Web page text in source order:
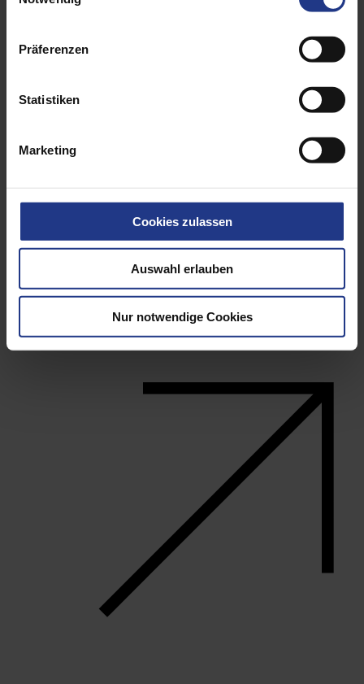
Präferenzen
Statistiken
Marketing
Cookies zulassen
Auswahl erlauben
Nur notwendige Cookies
Lifting means